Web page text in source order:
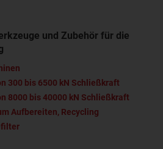
und Zubehör für die
300 bis 6500 kN Schließkraft
8000 bis 40000 kN Schließkraft
Aufbereiten, Recycling